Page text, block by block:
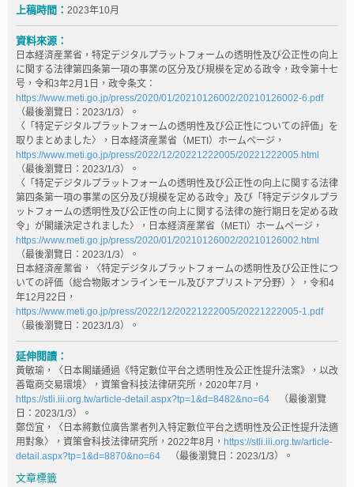
上稿時間： 2023年10月
資料來源：
日本経済産業省，特定デジタルプラットフォームの透明性及び公正性の向上
に関する法律第四条第一項の事業の区分及び規模を定める政令，政令第十七
号，令和3年2月1日，政令条文：
https://www.meti.go.jp/press/2020/01/20210126002/20210126002-6.pdf
（最後瀏覽日：2023/1/3）。
〈「特定デジタルプラットフォームの透明性及び公正性についての評価」を
取りまとめました〉，日本経済産業省（METI）ホームページ，
https://www.meti.go.jp/press/2022/12/20221222005/20221222005.html
（最後瀏覽日：2023/1/3）。
〈「特定デジタルプラットフォームの透明性及び公正性の向上に関する法律
第四条第一項の事業の区分及び規模を定める政令」及び「特定デジタルプラ
ットフォームの透明性及び公正性の向上に関する法律の施行期日を定める政
令」が閣議決定されました〉，日本経済産業省（METI）ホームページ，
https://www.meti.go.jp/press/2020/01/20210126002/20210126002.html
（最後瀏覽日：2023/1/3）。
日本経済産業省，〈特定デジタルプラットフォームの透明性及び公正性につ
いての評価（総合物販オンラインモール及びアプリストア分野）〉，令和4
年12月22日，
https://www.meti.go.jp/press/2022/12/20221222005/20221222005-1.pdf
（最後瀏覽日：2023/1/3）。
延伸閱讀：
黃敏瑜，〈日本閣議通過《特定數位平台之透明性及公正性提升法案》，以改
善電商交易環境〉，資策會科技法律研究所，2020年7月，
https://stli.iii.org.tw/article-detail.aspx?tp=1&d=8482&no=64 （最後瀏覽
日：2023/1/3）。
鄭岱宜，〈日本將數位廣告業者列入特定數位平台之透明性及公正性提升法適
用對象〉，資策會科技法律研究所，2022年8月， https://stli.iii.org.tw/article-
detail.aspx?tp=1&d=8870&no=64 （最後瀏覽日：2023/1/3）。
文章標籤